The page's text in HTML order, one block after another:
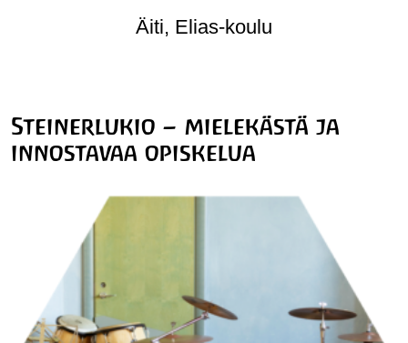
Äiti, Elias-koulu
Steinerlukio – mielekästä ja
innostavaa opiskelua